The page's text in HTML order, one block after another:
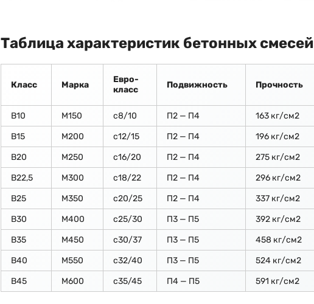
Таблица характеристик бетонных смесей
Класс Марка
Евро-
класс
Подвижность Прочность
В10 М150 c8/10 П2 — П4 163 кг/см2
В15
М200 с12/15 П2 — П4 196 кг/см2
В20
М250 с16/20 П2 — П4 275 кг/см2
В22,5
М300 с18/22 П2 — П4 296 кг/см2
В25
М350 с20/25 П2 — П4 337 кг/см2
В30
М400 с25/30 П3 — П5 392 кг/см2
В35
М450 с30/37 П3 — П5 458 кг/см2
В40
М550 с32/40 П3 — П5 524 кг/см2
В45
М600 с35/45 П4 — П5 591 кг/см2